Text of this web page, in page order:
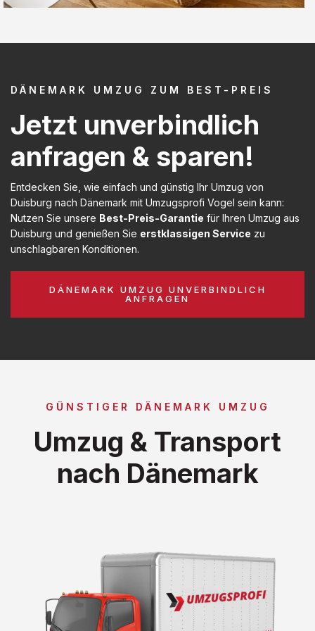
DÄNEMARK UMZUG ZUM BEST-PREIS
Jetzt unverbindlich
anfragen & sparen!
Entdecken Sie, wie einfach und günstig Ihr Umzug von
Duisburg nach Dänemark mit Umzugsprofi Vogel sein kann:
Nutzen Sie unsere Best-Preis-Garantie für Ihren Umzug aus
Duisburg und genießen Sie erstklassigen Service zu
unschlagbaren Konditionen.
DÄNEMARK UMZUG UNVERBINDLICH
ANFRAGEN
GÜNSTIGER DÄNEMARK UMZUG
Umzug & Transport
nach Dänemark